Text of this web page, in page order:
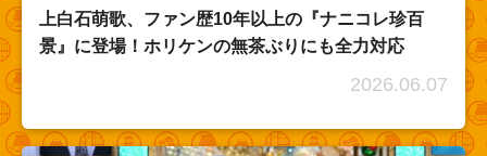
上白石萌歌、ファン歴10年以上の『ナニコレ珍百
景』に登場！ホリケンの無茶ぶりにも全力対応
2026.06.07